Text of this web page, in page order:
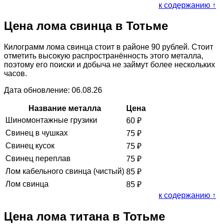
к содержанию ↑
Цена лома свинца в Тотьме
Килограмм лома свинца стоит в районе 90 рублей. Стоит
отметить высокую распространённость этого металла,
поэтому его поиски и добыча не займут более нескольких
часов.
Дата обновление: 06.08.26
Название металла
Цена
Шиномонтажные грузики
60 ₽
Свинец в чушках
75 ₽
Свинец кусок
75 ₽
Свинец переплав
75 ₽
Лом кабельного свинца (чистый) 85 ₽
Лом свинца
85 ₽
к содержанию ↑
Цена лома титана в Тотьме